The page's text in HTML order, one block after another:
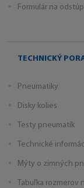
Formulár na
TECHNICKÝ
Pneumatiky
Disky kolies
Testy pneumatík
Technické
Mýty o zimných
Tabuľka rozmerov